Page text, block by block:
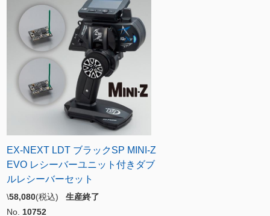
EX-NEXT LDT ブラックSP MINI-Z
EVO レシーバーユニット付きダブ
ルレシーバーセット
\58,080(税込) 生産終了
No. 10752